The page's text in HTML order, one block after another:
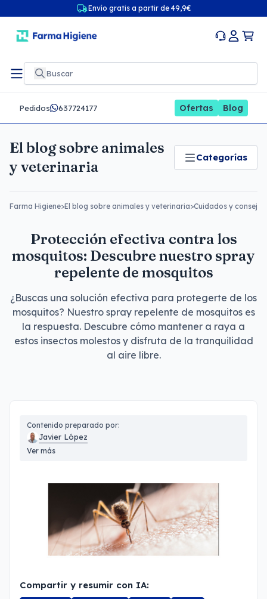
Envío gratis a partir de 49,9€
Pedidos 637724177 Ofertas Blog
El blog sobre animales
y veterinaria
Categorías
Farma Higiene>El blog sobre animales y veterinaria>Cuidados y consejos
Protección efectiva contra los
mosquitos: Descubre nuestro spray
repelente de mosquitos
¿Buscas una solución efectiva para protegerte de los
mosquitos? Nuestro spray repelente de mosquitos es
la respuesta. Descubre cómo mantener a raya a
estos insectos molestos y disfruta de la tranquilidad
al aire libre.
Contenido preparado por:
Javier López
Ver más
Compartir y resumir con IA: